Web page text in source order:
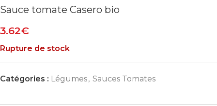
Sauce tomate Casero bio
3.62€
Rupture de stock
Catégories : Légumes, Sauces Tomates